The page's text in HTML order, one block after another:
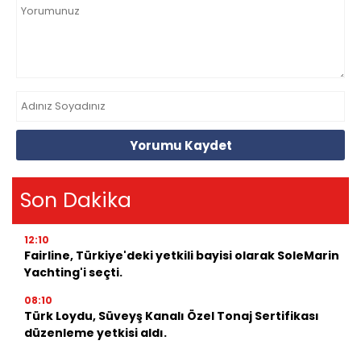
Yorumu Kaydet
Son Dakika
12:10
Fairline, Türkiye'deki yetkili bayisi olarak SoleMarin
Yachting'i seçti.
08:10
Türk Loydu, Süveyş Kanalı Özel Tonaj Sertifikası
düzenleme yetkisi aldı.